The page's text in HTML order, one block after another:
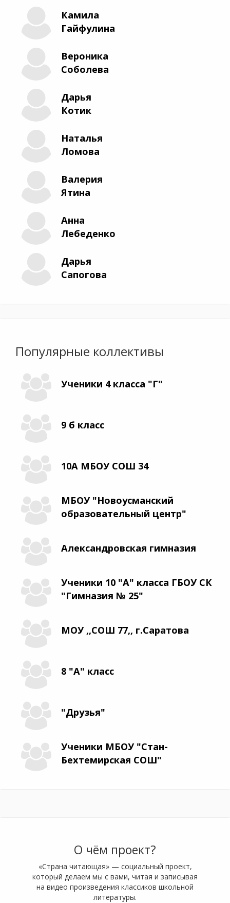
Камила
Гайфулина
Вероника
Соболева
Дарья
Котик
Наталья
Ломова
Валерия
Ятина
Анна
Лебеденко
Дарья
Сапогова
Популярные коллективы
Ученики 4 класса "Г"
9 б класс
10А МБОУ СОШ 34
МБОУ "Новоусманский
образовательный центр"
Александровская гимназия
Ученики 10 "А" класса ГБОУ СК
"Гимназия № 25"
МОУ ,,СОШ 77,, г.Саратова
8 "А" класс
"Друзья"
Ученики МБОУ "Стан-
Бехтемирская СОШ"
О чём проект?
«Страна читающая» — социальный проект,
который делаем мы с вами, читая и записывая
на видео произведения классиков школьной
литературы.